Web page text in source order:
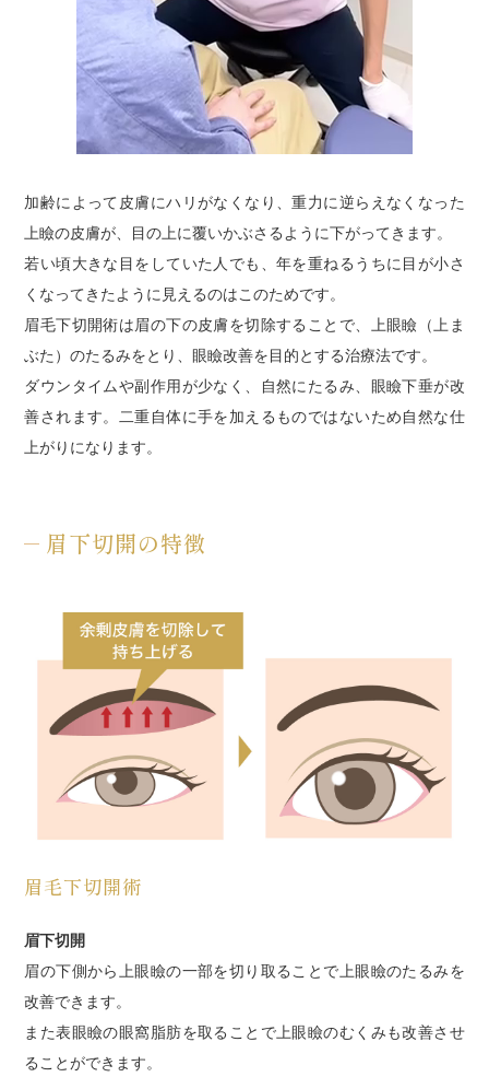
加齢によって皮膚にハリがなくなり、重力に逆らえなくなった
上瞼の皮膚が、目の上に覆いかぶさるように下がってきます。
若い頃大きな目をしていた人でも、年を重ねるうちに目が小さ
くなってきたように見えるのはこのためです。
眉毛下切開術は眉の下の皮膚を切除することで、上眼瞼（上ま
ぶた）のたるみをとり、眼瞼改善を目的とする治療法です。
ダウンタイムや副作用が少なく、自然にたるみ、眼瞼下垂が改
善されます。二重自体に手を加えるものではないため自然な仕
上がりになります。
眉下切開の特徴
眉毛下切開術
眉下切開
眉の下側から上眼瞼の一部を切り取ることで上眼瞼のたるみを
改善できます。
また表眼瞼の眼窩脂肪を取ることで上眼瞼のむくみも改善させ
ることができます。